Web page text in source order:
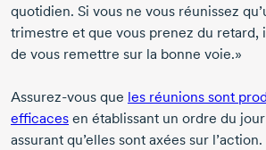
quotidien. Si vous ne vous réunissez
trimestre et que vous prenez du retard,
de vous remettre sur la bonne voie.»
Assurez-vous que les réunions sont
efficaces en établissant un ordre du
assurant qu’elles sont axées sur l’action.